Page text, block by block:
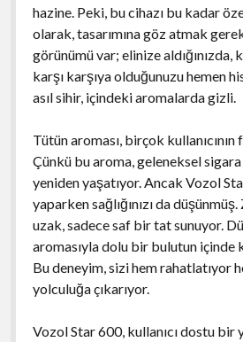
hazine. Peki, bu cihazı bu kadar
olarak, tasarımına göz atmak
görünümü var; elinize
karşı karşıya olduğunuzu hemen
asıl sihir, içindeki aromalarda gizli.
Tütün aroması, birçok
Çünkü bu aroma, geleneksel
yeniden yaşatıyor. Ancak Vozol
yaparken sağlığınızı da
uzak, sadece saf bir tat sunuyor.
aromasıyla dolu bir bulutun içinde
Bu deneyim, sizi hem rahatlatıyor
yolculuğa çıkarıyor.
Vozol Star 600, kullanıcı dostu bir